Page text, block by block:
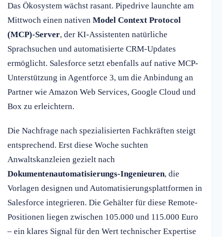
Das Ökosystem wächst rasant. Pipedrive launchte am
Mittwoch einen nativen Model Context Protocol
(MCP)-Server, der KI-Assistenten natürliche
Sprachsuchen und automatisierte CRM-Updates
ermöglicht. Salesforce setzt ebenfalls auf native MCP-
Unterstützung in Agentforce 3, um die Anbindung an
Partner wie Amazon Web Services, Google Cloud und
Box zu erleichtern.
Die Nachfrage nach spezialisierten Fachkräften steigt
entsprechend. Erst diese Woche suchten
Anwaltskanzleien gezielt nach
Dokumentenautomatisierungs-Ingenieuren, die
Vorlagen designen und Automatisierungsplattformen in
Salesforce integrieren. Die Gehälter für diese Remote-
Positionen liegen zwischen 105.000 und 115.000 Euro
– ein klares Signal für den Wert technischer Expertise